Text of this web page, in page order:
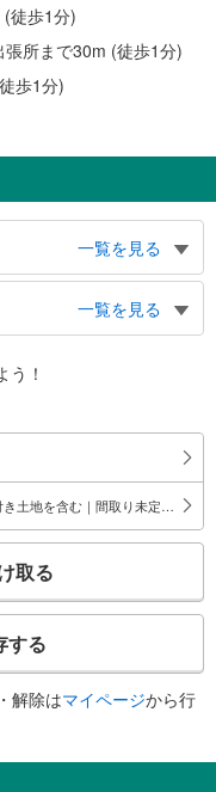
徒歩1分)
所まで30m (徒歩1分)
歩1分)
一覧を見る
、大田労働基準監督署、産
蒲田地域庁舎、大田区総合体
交番、京浜急行バスのり
ンデュオ西館、蒲田駅西口交
、大田区社会福祉センター、
一覧を見る
う！
価格未定を含む｜建築条件付き土地を含む｜間取り未定を含む｜即入居可能
取る
する
解除はマイページから行